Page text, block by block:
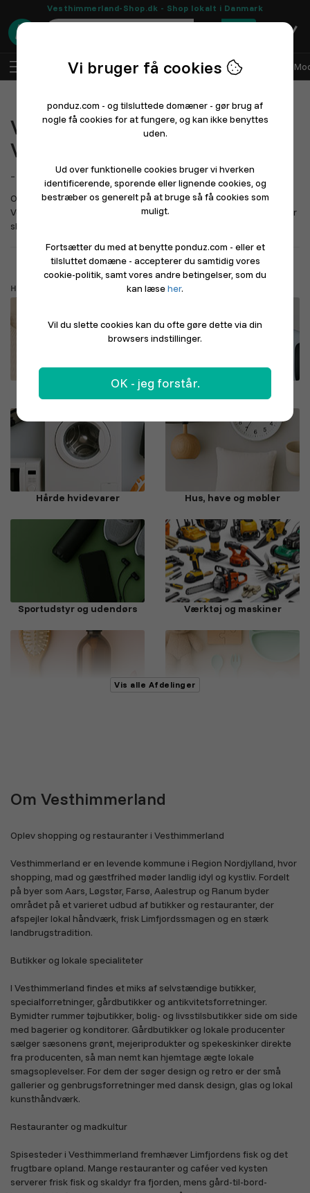
Vesthimmerland-Shop.dk - Shop lokalt i Danmark
0
Log ind Sælg med Ponduz Alle afdelinger
Velkommen til
Vesthimmerland-Shop.dk
- En lokal markedspladsfor Vesthimmerland
Oplev shopping og restauranter i Vesthimmerland. .
Vesthimmerland er en levende kommune i Region Nordjylland, hvor
shopping, mad og gæstfrih...
Driver du en butik eller restaurant? Sådan kommer du i gang
Hvad leder du efter?
Mode, sko og sport
Hårde hvidevarer Hus, have og møbler
Sportudstyr og udendørs Værktøj og maskiner
Sundhed og velvære Bøger, film og musik
Køretøjer, biler og cykler
Kæledyr Kontor og skole
Smykker, guld og ure Gaming, spil og kort
Vis alle Afdelinger
Om Vesthimmerland
Oplev shopping og restauranter i Vesthimmerland
Vesthimmerland er en levende kommune i Region Nordjylland, hvor
shopping, mad og gæstfrihed møder landlig idyl og kystliv. Fordelt
på byer som Aars, Løgstør, Farsø, Aalestrup og Ranum byder
området på et varieret udbud af butikker og restauranter, der
afspejler lokal håndværk, frisk Limfjordssmagen og en stærk
landbrugstradition.
Butikker og lokale specialiteter
I Vesthimmerland findes et miks af selvstændige butikker,
specialforretninger, gårdbutikker og antikvitetsforretninger.
Bymidter rummer tøjbutikker, bolig- og livsstilsbutikker side om side
med bagerier og konditorer. Gårdbutikker og lokale producenter
sælger sæsonens grønt, mejeriprodukter og spekeskinker direkte
fra producenten, så man nemt kan hjemtage ægte lokale
smagsoplevelser. For dem der søger design og retro er der små
gallerier og genbrugsforretninger med dansk design, glas og lokal
kunsthåndværk.
Restauranter og madkultur
Spisesteder i Vesthimmerland fremhæver Limfjordens fisk og det
frugtbare opland. Mange restauranter og caféer ved kysten
serverer frisk fisk og skaldyr fra fjorden, mens gård-til-bord-
Vi bruger få cookies
ponduz.com - og tilsluttede domæner - gør brug af
nogle få cookies for at fungere, og kan ikke benyttes
uden.
Ud over funktionelle cookies bruger vi hverken
identificerende, sporende eller lignende cookies, og
bestræber os generelt på at bruge så få cookies som
muligt.
Fortsætter du med at benytte ponduz.com - eller et
tilsluttet domæne - accepterer du samtidig vores
cookie-politik, samt vores andre betingelser, som du
kan læseher.
Vil du slette cookies kan du ofte gøre dette via din
browsers indstillinger.
OK - jeg forstår.